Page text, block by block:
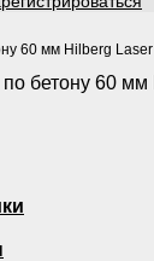
60 мм Hilberg Laser